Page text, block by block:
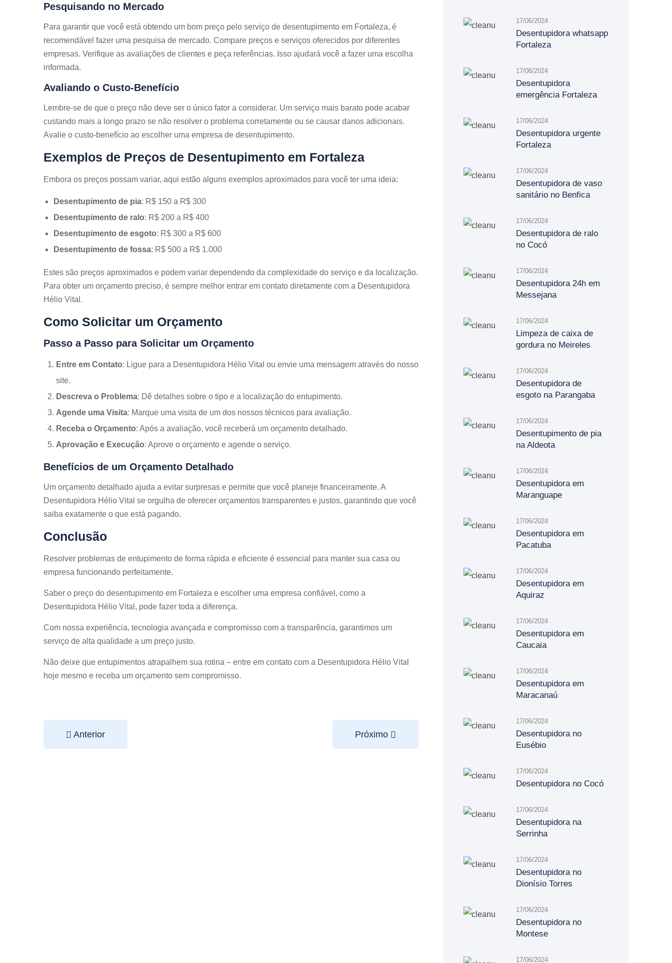
Pesquisando no Mercado
Para garantir que você está obtendo um bom preço pelo serviço de desentupimento em Fortaleza, é
recomendável fazer uma pesquisa de mercado. Compare preços e serviços oferecidos por diferentes
empresas. Verifique as avaliações de clientes e peça referências. Isso ajudará você a fazer uma escolha
informada.
Avaliando o Custo-Benefício
Lembre-se de que o preço não deve ser o único fator a considerar. Um serviço mais barato pode acabar
custando mais a longo prazo se não resolver o problema corretamente ou se causar danos adicionais.
Avalie o custo-benefício ao escolher uma empresa de desentupimento.
Exemplos de Preços de Desentupimento em Fortaleza
Embora os preços possam variar, aqui estão alguns exemplos aproximados para você ter uma ideia:
Desentupimento de pia: R$ 150 a R$ 300
Desentupimento de ralo: R$ 200 a R$ 400
Desentupimento de esgoto: R$ 300 a R$ 600
Desentupimento de fossa: R$ 500 a R$ 1.000
Estes são preços aproximados e podem variar dependendo da complexidade do serviço e da localização.
Para obter um orçamento preciso, é sempre melhor entrar em contato diretamente com a Desentupidora
Hélio Vital.
Como Solicitar um Orçamento
Passo a Passo para Solicitar um Orçamento
Entre em Contato: Ligue para a Desentupidora Hélio Vital ou envie uma mensagem através do nosso
site.
Descreva o Problema: Dê detalhes sobre o tipo e a localização do entupimento.
Agende uma Visita: Marque uma visita de um dos nossos técnicos para avaliação.
Receba o Orçamento: Após a avaliação, você receberá um orçamento detalhado.
Aprovação e Execução: Aprove o orçamento e agende o serviço.
Benefícios de um Orçamento Detalhado
Um orçamento detalhado ajuda a evitar surpresas e permite que você planeje financeiramente. A
Desentupidora Hélio Vital se orgulha de oferecer orçamentos transparentes e justos, garantindo que você
saiba exatamente o que está pagando.
Conclusão
Resolver problemas de entupimento de forma rápida e eficiente é essencial para manter sua casa ou
empresa funcionando perfeitamente.
Saber o preço do desentupimento em Fortaleza e escolher uma empresa confiável, como a
Desentupidora Hélio Vital, pode fazer toda a diferença.
Com nossa experiência, tecnologia avançada e compromisso com a transparência, garantimos um
serviço de alta qualidade a um preço justo.
Não deixe que entupimentos atrapalhem sua rotina – entre em contato com a Desentupidora Hélio Vital
hoje mesmo e receba um orçamento sem compromisso.
Anterior Próximo
17/06/2024
Desentupidora whatsapp
Fortaleza
17/06/2024
Desentupidora
emergência Fortaleza
17/06/2024
Desentupidora urgente
Fortaleza
17/06/2024
Desentupidora de vaso
sanitário no Benfica
17/06/2024
Desentupidora de ralo
no Cocó
17/06/2024
Desentupidora 24h em
Messejana
17/06/2024
Limpeza de caixa de
gordura no Meireles
17/06/2024
Desentupidora de
esgoto na Parangaba
17/06/2024
Desentupimento de pia
na Aldeota
17/06/2024
Desentupidora em
Maranguape
17/06/2024
Desentupidora em
Pacatuba
17/06/2024
Desentupidora em
Aquiraz
17/06/2024
Desentupidora em
Caucaia
17/06/2024
Desentupidora em
Maracanaú
17/06/2024
Desentupidora no
Eusébio
17/06/2024
Desentupidora no Cocó
17/06/2024
Desentupidora na
Serrinha
17/06/2024
Desentupidora no
Dionísio Torres
17/06/2024
Desentupidora no
Montese
17/06/2024